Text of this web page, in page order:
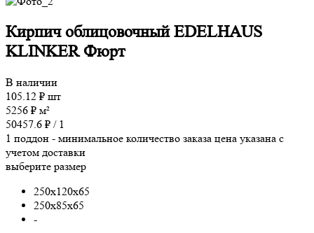
Кирпич облицовочный EDELHAUS
KLINKER Фюрт
В наличии
105.12 ₽ шт
5256 ₽ м²
50457.6 ₽ / 1
1 поддон - минимальное количество заказа цена указана с
учетом доставки
выберите размер
250x120x65
250x85x65
-